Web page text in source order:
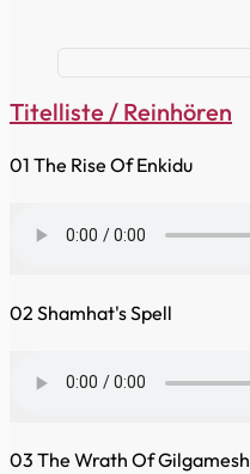
Titelliste / Reinhören
01 The Rise Of Enkidu
02 Shamhat's Spell
03 The Wrath Of Gilgamesh